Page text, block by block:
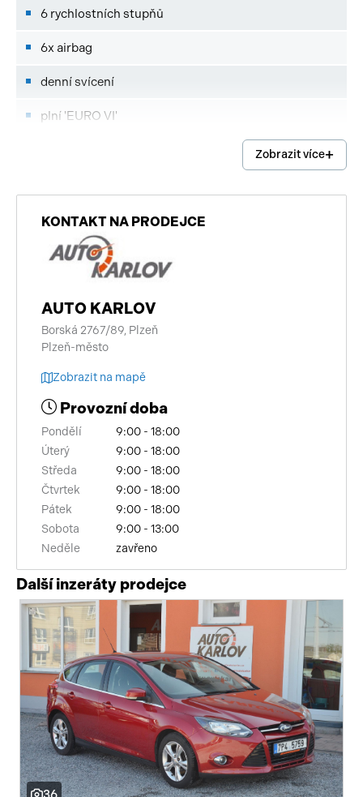
6 rychlostních stupňů
6x airbag
denní svícení
plní 'EURO VI'
centrální zamykání
bezklíčové startování
senzor tlaku v pneumatikách
výškově nastavitelná sedadla
airbag řidiče
senzor opotřebení brzdových destiček
polohovací sedadla
palubní počítač
USB
autorádio
multifunkční volant
nastavitelný volant
vyhřívaná sedadla
Zobrazit více
KONTAKT NA PRODEJCE
AUTO KARLOV
Borská 2767/89, Plzeň
Plzeň-město
Zobrazit na mapě
Provozní doba
Pondělí
9:00 - 18:00
Úterý
9:00 - 18:00
Středa
9:00 - 18:00
Čtvrtek
9:00 - 18:00
Pátek
9:00 - 18:00
Sobota
9:00 - 13:00
Neděle
zavřeno
Další inzeráty prodejce